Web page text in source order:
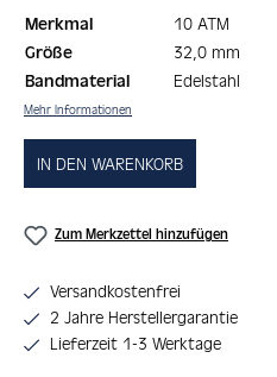
Merkmal
10 ATM
Größe
32,0 mm
Bandmaterial
Edelstahl
Mehr Informationen
IN DEN WARENKORB
Zum Merkzettel hinzufügen
Versandkostenfrei
2 Jahre Herstellergarantie
Lieferzeit 1-3 Werktage